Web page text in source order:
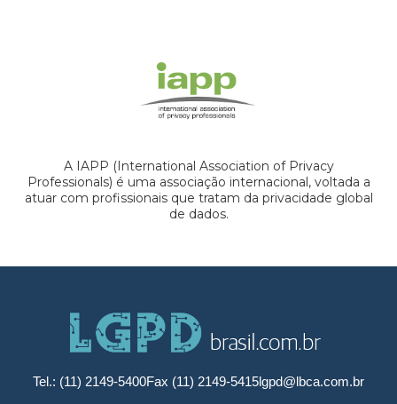
A IAPP (International Association of Privacy
Professionals) é uma associação internacional, voltada a
atuar com profissionais que tratam da privacidade global
de dados.
Tel.: (11) 2149-5400Fax (11) 2149-5415lgpd@lbca.com.br